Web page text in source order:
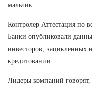
мальчик.
Контролер Аттестация по
Банки опубликовали
инвесторов, зацикленных
кредитовании.
Лидеры компаний